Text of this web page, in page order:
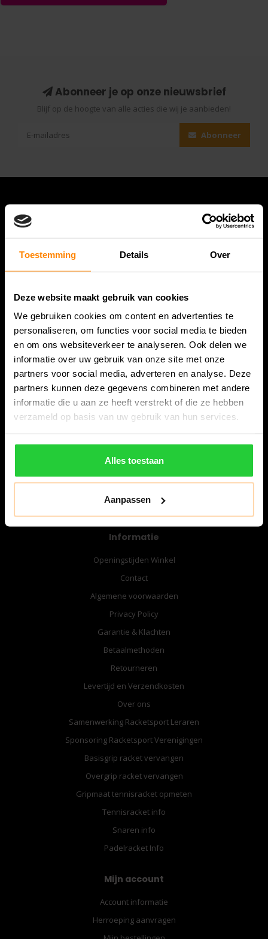
Toestemming Details Over
Deze website maakt gebruik van cookies
We gebruiken cookies om content en advertenties te
personaliseren, om functies voor social media te bieden
en om ons websiteverkeer te analyseren. Ook delen we
informatie over uw gebruik van onze site met onze
partners voor social media, adverteren en analyse. Deze
partners kunnen deze gegevens combineren met andere
informatie die u aan ze heeft verstrekt of die ze hebben
verzameld op basis van uw gebruik van hun services.
Alles toestaan
Aanpassen
Abonneer je op onze nieuwsbrief
Blijf op de hoogte van alle acties die wij je aanbieden!
Abonneer
Bespanracket.nl is dé racketspecialist van Lelystad en
omstreken.
Snijdersstraat 6
8224 AA Lelystad
Nederland
Informatie
Openingstijden Winkel
Contact
Algemene voorwaarden
Privacy Policy
Garantie & Klachten
Betaalmethoden
Retourneren
Levertijd en Verzendkosten
Over ons
Samenwerking Racketsport Leraren
Sponsoring Racketsport Verenigingen
Basisgrip racket vervangen
Overgrip racket vervangen
Gripmaat tennisracket opmeten
Tennisracket info
Snaren info
Padelracket Info
Mijn account
Account informatie
Herroeping aanvragen